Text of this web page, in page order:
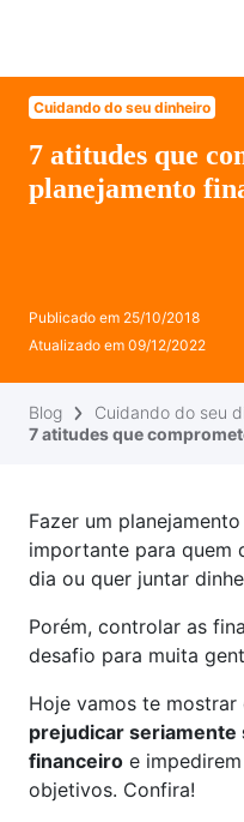
Cuidando do seu dinheiro
7 atitudes que
planejamento
Publicado em 25/10/2018
Atualizado em 09/12/2022
Blog
Cuidando do seu
7 atitudes que
Fazer um
importante para quem
dia ou quer juntar
Porém, controlar as
desafio para muita
Hoje vamos te mostrar
prejudicar seriamente
financeiro e
objetivos. Confira!